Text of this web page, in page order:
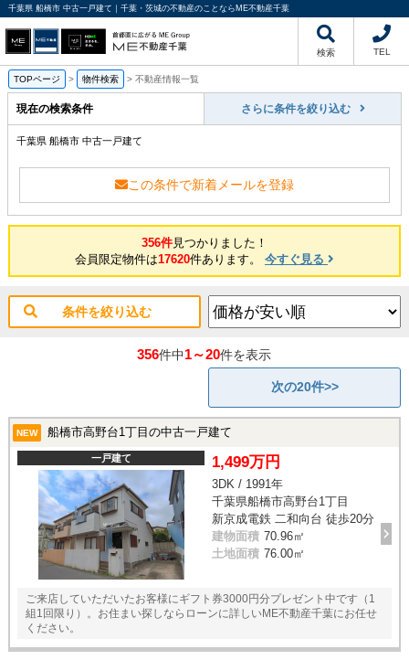
千葉県 船橋市 中古一戸建て｜千葉・茨城の不動産のことならME不動産千葉
検索 TEL
TOPページ > 物件検索 > 不動産情報一覧
現在の検索条件 さらに条件を絞り込む
千葉県 船橋市 中古一戸建て
この条件で新着メールを登録
356件見つかりました！
会員限定物件は17620件あります。 今すぐ見る
条件を絞り込む
356件中1～20件を表示
次の20件>>
NEW 船橋市高野台1丁目の中古一戸建て
一戸建て 1,499万円
3DK / 1991年
千葉県船橋市高野台1丁目
新京成電鉄 二和向台 徒歩20分
建物面積 70.96㎡
土地面積 76.00㎡
ご来店していただいたお客様にギフト券3000円分プレゼント中です（1
組1回限り）。お住まい探しならローンに詳しいME不動産千葉にお任せ
ください。